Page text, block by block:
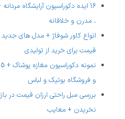
قطر سوراخ
تخلیه:
16 ایده دکوراسیون آرایشگاه
، مدرن و خلاقانه
انواع کاور شوفاژ + مدل های
قیمت برای خرید از تولیدی
و فروشگاه بوتیک و لباس
نخریدن + معایب